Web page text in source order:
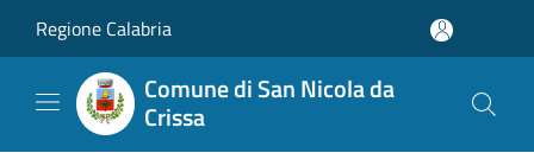
Regione Calabria
Comune di San Nicola da
Crissa